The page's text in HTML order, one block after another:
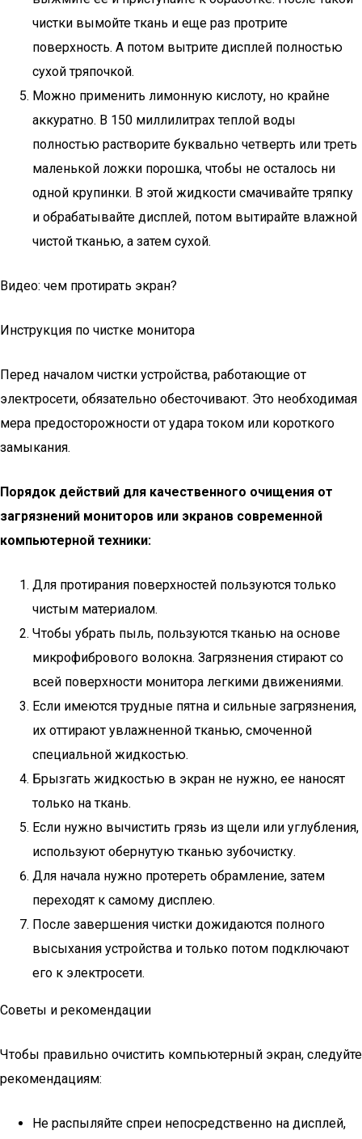
чистки вымойте ткань и еще раз протрите
поверхность. А потом вытрите дисплей полностью
сухой тряпочкой.
Можно применить лимонную кислоту, но крайне
аккуратно. В 150 миллилитрах теплой воды
полностью растворите буквально четверть или треть
маленькой ложки порошка, чтобы не осталось ни
одной крупинки. В этой жидкости смачивайте тряпку
и обрабатывайте дисплей, потом вытирайте влажной
чистой тканью, а затем сухой.
Видео: чем протирать экран?
Инструкция по чистке монитора
Перед началом чистки устройства, работающие от
электросети, обязательно обесточивают. Это необходимая
мера предосторожности от удара током или короткого
замыкания.
Порядок действий для качественного очищения от
загрязнений мониторов или экранов современной
компьютерной техники:
Для протирания поверхностей пользуются только
чистым материалом.
Чтобы убрать пыль, пользуются тканью на основе
микрофибрового волокна. Загрязнения стирают со
всей поверхности монитора легкими движениями.
Если имеются трудные пятна и сильные загрязнения,
их оттирают увлажненной тканью, смоченной
специальной жидкостью.
Брызгать жидкостью в экран не нужно, ее наносят
только на ткань.
Если нужно вычистить грязь из щели или углубления,
используют обернутую тканью зубочистку.
Для начала нужно протереть обрамление, затем
переходят к самому дисплею.
После завершения чистки дожидаются полного
высыхания устройства и только потом подключают
его к электросети.
Советы и рекомендации
Чтобы правильно очистить компьютерный экран, следуйте
рекомендациям:
Не распыляйте спреи непосредственно на дисплей,